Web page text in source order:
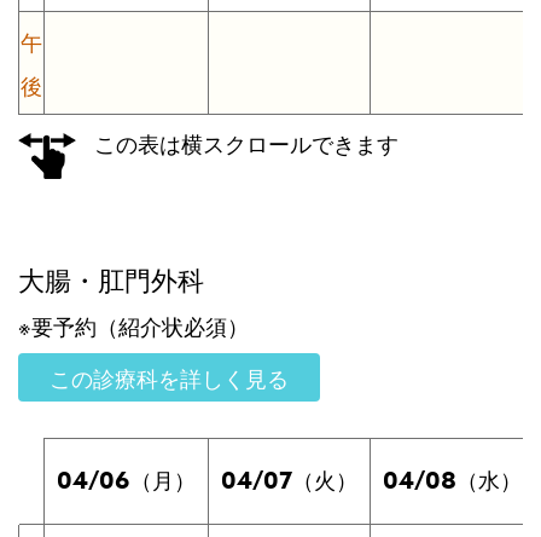
午
後
この表は横スクロールできます
大腸・肛門外科
※要予約（紹介状必須）
この診療科を詳しく見る
04/06 （月） 04/07 （火） 04/08 （水）